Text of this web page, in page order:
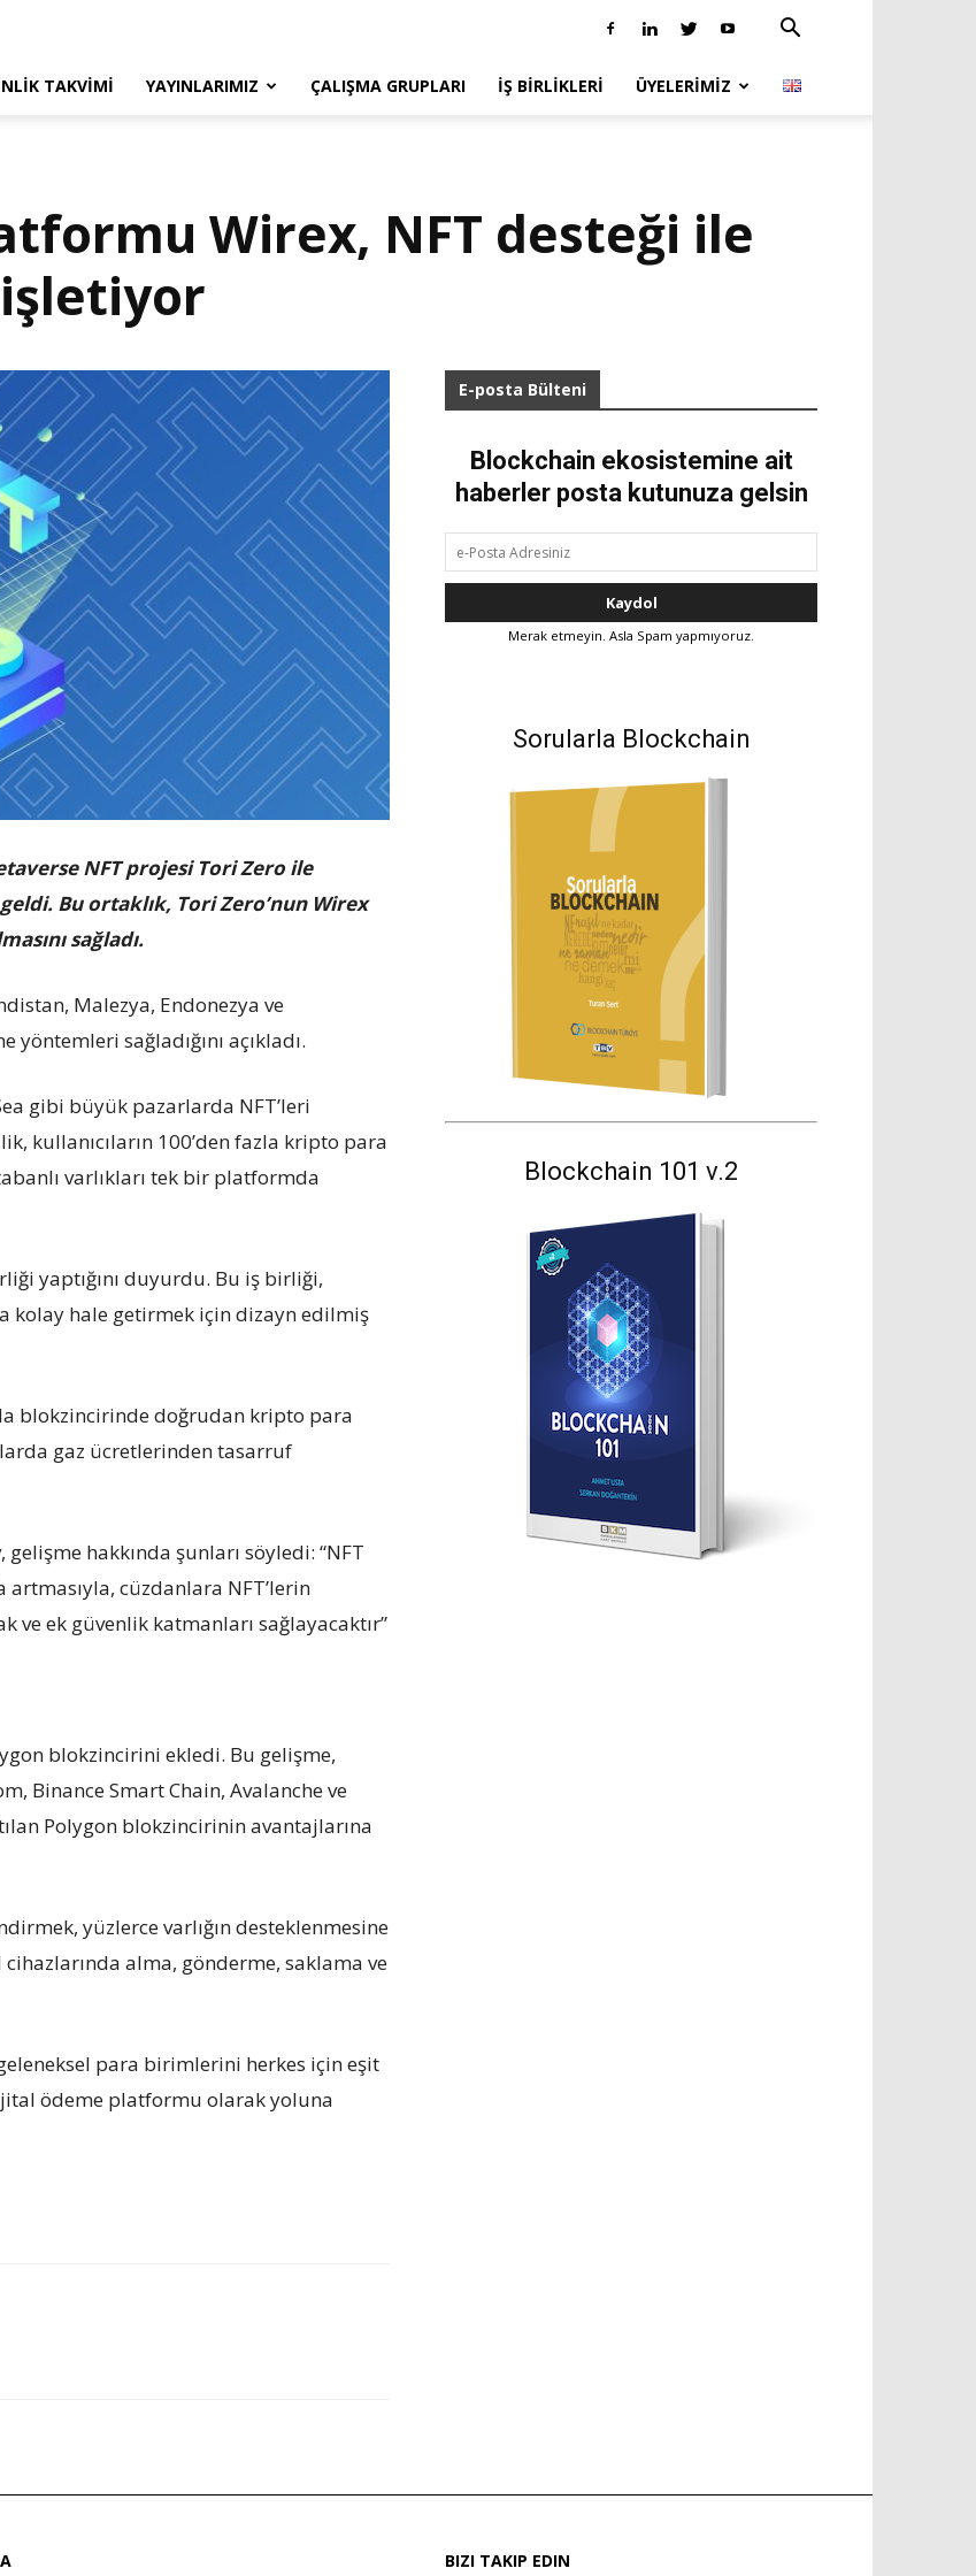
TAKVIMI YAYINLARIMIZ ÇALIŞMA GRUPLARI İŞ BIRLIKLERI ÜYELERIMIZ
Wirex, NFT desteği ile
NFT projesi Tori Zero ile
Bu ortaklık, Tori Zero’nun Wirex
sağladı.
Malezya, Endonezya ve
sağladığını açıkladı.
gibi büyük pazarlarda NFT’leri
kullanıcıların 100’den fazla kripto para
varlıkları tek bir platformda
yaptığını duyurdu. Bu iş birliği,
kolay hale getirmek için dizayn edilmiş
blokzincirinde doğrudan kripto para
gaz ücretlerinden tasarruf
gelişme hakkında şunları söyledi: “NFT
cüzdanlara NFT’lerin
ve ek güvenlik katmanları sağlayacaktır”
blokzincirini ekledi. Bu gelişme,
Binance Smart Chain, Avalanche ve
Polygon blokzincirinin avantajlarına
yüzlerce varlığın desteklenmesine
alma, gönderme, saklama ve
para birimlerini herkes için eşit
ödeme platformu olarak yoluna
E-posta Bülteni
Blockchain ekosistemine ait
haberler posta kutunuza gelsin
Merak etmeyin. Asla Spam yapmıyoruz.
Sorularla Blockchain
Blockchain 101 v.2
BIZI TAKIP EDIN